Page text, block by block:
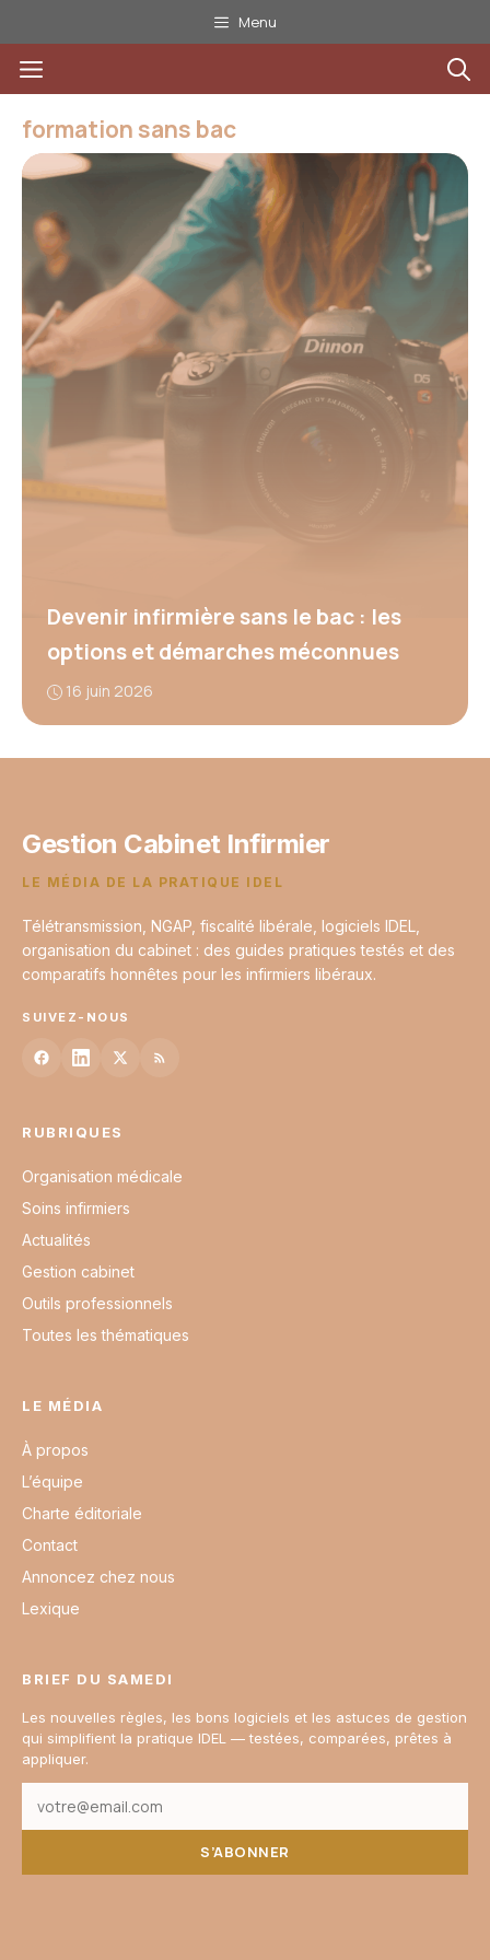
au
contenu
Menu
Menu
formation sans bac
Devenir infirmière sans le bac : les
options et démarches méconnues
16 juin 2026
Gestion Cabinet Infirmier
LE MÉDIA DE LA PRATIQUE IDEL
Télétransmission, NGAP, fiscalité libérale, logiciels IDEL,
organisation du cabinet : des guides pratiques testés et des
comparatifs honnêtes pour les infirmiers libéraux.
SUIVEZ-NOUS
RUBRIQUES
Organisation médicale
Soins infirmiers
Actualités
Gestion cabinet
Outils professionnels
Toutes les thématiques
LE MÉDIA
À propos
L’équipe
Charte éditoriale
Contact
Annoncez chez nous
Lexique
BRIEF DU SAMEDI
Les nouvelles règles, les bons logiciels et les astuces de gestion
qui simplifient la pratique IDEL — testées, comparées, prêtes à
appliquer.
S’ABONNER